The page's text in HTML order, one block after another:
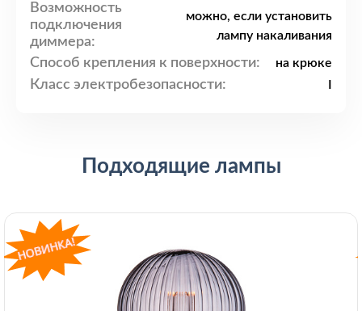
Возможность
подключения
диммера:
можно, если установить
лампу накаливания
Способ крепления к поверхности: на крюке
Класс электробезопасности:
Подходящие лампы